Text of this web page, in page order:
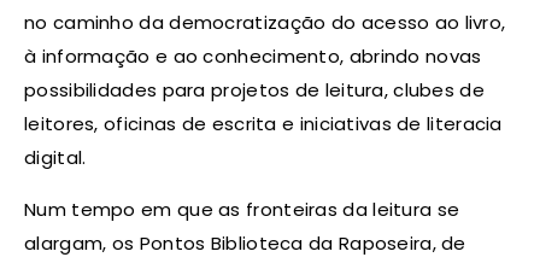
no caminho da democratização do acesso ao livro,
à informação e ao conhecimento, abrindo novas
possibilidades para projetos de leitura, clubes de
leitores, oficinas de escrita e iniciativas de literacia
digital.
Num tempo em que as fronteiras da leitura se
alargam, os Pontos Biblioteca da Raposeira, de